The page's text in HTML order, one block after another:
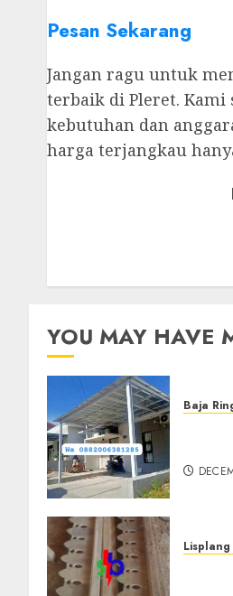
Pesan Sekarang
Jangan ragu untuk
terbaik di Pleret.
kebutuhan dan
harga terjangkau
YOU MAY HAVE
Baja
Lisplang